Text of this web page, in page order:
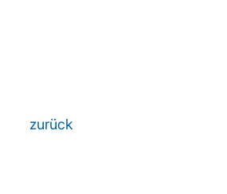
zurück